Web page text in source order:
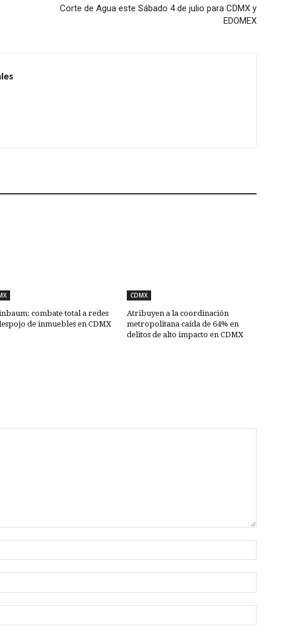
Corte de Agua este Sábado 4 de julio para CDMX y
EDOMEX
combate total a redes
de inmuebles en CDMX
CDMX
Atribuyen a la coordinación
metropolitana caída de 64% en
delitos de alto impacto en CDMX
electrónico:*
web: